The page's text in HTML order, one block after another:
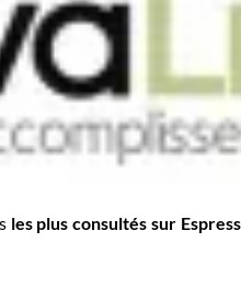
les plus consultés sur